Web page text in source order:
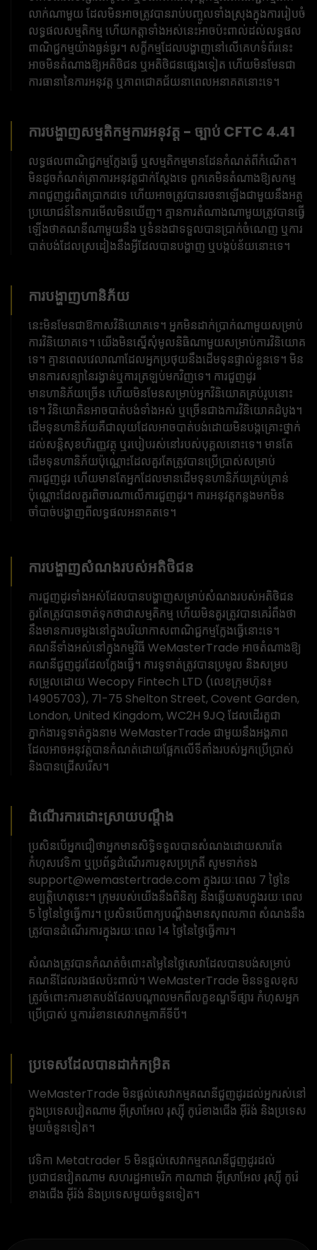
លាក់ណាមួយ ដែលមិនអាចត្រូវបានរាប់បញ្ចូលទាំងស្រុងក្នុងការរៀបចំ
លទ្ធផលសម្មតិកម្ម ហើយកត្តាទាំងអស់នេះអាចប៉ះពាល់ដល់លទ្ធផល
ពាណិជ្ជកម្មយ៉ាងធ្ងន់ធ្ងរ។ សក្ខីកម្មដែលបង្ហាញនៅលើគេហទំព័រនេះ
អាចមិនតំណាងឱ្យអតិថិជន ឬអតិថិជនផ្សេងទៀត ហើយមិនមែនជា
ការធានានៃការអនុវត្ត ឬភាពជោគជ័យនាពេលអនាគតនោះទេ។
ការបង្ហាញសម្មតិកម្មការអនុវត្ត - ច្បាប់ CFTC 4.41
លទ្ធផលពាណិជ្ជកម្មក្លែងធ្វើ ឬសម្មតិកម្មមានដែនកំណត់ពីកំណើត។
មិនដូចកំណត់ត្រាការអនុវត្តជាក់ស្តែងទេ ពួកគេមិនតំណាងឱ្យសកម្ម
ភាពជួញដូរពិតប្រាកដទេ ហើយអាចត្រូវបានរចនាឡើងជាមួយនឹងអត្ថ
ប្រយោជន៍នៃការមើលមិនឃើញ។ គ្មានការតំណាងណាមួយត្រូវបានធ្វើ
ឡើងថាគណនីណាមួយនឹង ឬទំនងជាទទួលបានប្រាក់ចំណេញ ឬការ
បាត់បង់ដែលស្រដៀងនឹងអ្វីដែលបានបង្ហាញ ឬបង្កប់ន័យនោះទេ។
ការបង្ហាញហានិភ័យ
នេះមិនមែនជាឱកាសវិនិយោគទេ។ អ្នកមិនដាក់ប្រាក់ណាមួយសម្រាប់
ការវិនិយោគទេ។ យើងមិនស្នើសុំមូលនិធិណាមួយសម្រាប់ការវិនិយោគ
ទេ។ គ្មានពេលវេលាណាដែលអ្នកប្រថុយនឹងដើមទុនផ្ទាល់ខ្លួនទេ។ មិន
មានការសន្យានៃរង្វាន់ឬការត្រឡប់មកវិញទេ។ ការជួញដូរ
មានហានិភ័យច្រើន ហើយមិនមែនសម្រាប់អ្នកវិនិយោគគ្រប់រូបនោះ
ទេ។ វិនិយោគិនអាចបាត់បង់ទាំងអស់ ឬច្រើនជាងការវិនិយោគដំបូង។
ដើមទុនហានិភ័យគឺជាលុយដែលអាចបាត់បង់ដោយមិនបង្កគ្រោះថ្នាក់
ដល់សន្តិសុខហិរញ្ញវត្ថុ ឬរបៀបរស់នៅរបស់បុគ្គលនោះទេ។ មានតែ
ដើមទុនហានិភ័យប៉ុណ្ណោះដែលគួរតែត្រូវបានប្រើប្រាស់សម្រាប់
ការជួញដូរ ហើយមានតែអ្នកដែលមានដើមទុនហានិភ័យគ្រប់គ្រាន់
ប៉ុណ្ណោះដែលគួរពិចារណាលើការជួញដូរ។ ការ​អនុវត្ត​កន្លង​មក​មិន​
ចាំបាច់​បង្ហាញ​ពី​លទ្ធផល​អនាគត​ទេ។
ការបង្ហាញសំណងរបស់អតិថិជន
ការជួញដូរទាំងអស់ដែលបានបង្ហាញសម្រាប់សំណងរបស់អតិថិជន
គួរតែត្រូវបានចាត់ទុកថាជាសម្មតិកម្ម ហើយមិនគួរត្រូវបានគេរំពឹងថា
នឹងមានការចម្លងនៅក្នុងបរិយាកាសពាណិជ្ជកម្មក្លែងធ្វើនោះទេ។
គណនីទាំងអស់នៅក្នុងកម្មវិធី WeMasterTrade អាចតំណាងឱ្យ
គណនីជួញដូរដែលក្លែងធ្វើ។ ការទូទាត់ត្រូវបានប្រមូល និងសម្រប
សម្រួលដោយ Wecopy Fintech LTD (លេខក្រុមហ៊ុន៖
14905703), 71-75 Shelton Street, Covent Garden,
London, United Kingdom, WC2H 9JQ ដែលដើរតួជា
ភ្នាក់ងារទូទាត់ក្នុងនាម WeMasterTrade ជាមួយនឹងអង្គភាព
ដែលអាចអនុវត្តបានកំណត់ដោយផ្អែកលើទីតាំងរបស់អ្នកប្រើប្រាស់
និងបានជ្រើសរើស។
ដំណើរការដោះស្រាយបណ្តឹង
ប្រសិនបើអ្នកជឿថាអ្នកមានសិទ្ធិទទួលបានសំណងដោយសារតែ
កំហុសវេទិកា ឬប្រព័ន្ធដំណើរការខុសប្រក្រតី សូមទាក់ទង
support@wemastertrade.com ក្នុងរយៈពេល 7 ថ្ងៃនៃ
ឧប្បត្តិហេតុនេះ។ ក្រុមរបស់យើងនឹងពិនិត្យ និងឆ្លើយតបក្នុងរយៈពេល
5 ថ្ងៃនៃថ្ងៃធ្វើការ។ ប្រសិនបើពាក្យបណ្តឹងមានសុពលភាព សំណងនឹង
ត្រូវបានដំណើរការក្នុងរយៈពេល 14 ថ្ងៃនៃថ្ងៃធ្វើការ។
សំណងត្រូវបានកំណត់ចំពោះតម្លៃនៃថ្លៃសេវាដែលបានបង់សម្រាប់
គណនីដែលរងផលប៉ះពាល់។ WeMasterTrade មិនទទួលខុស
ត្រូវចំពោះការខាតបង់ដែលបណ្តាលមកពីលក្ខខណ្ឌទីផ្សារ កំហុសអ្នក
ប្រើប្រាស់ ឬការរំខានសេវាកម្មភាគីទីបី។
ប្រទេសដែលបានដាក់កម្រិត
WeMasterTrade មិនផ្តល់សេវាកម្មគណនីជួញដូរដល់អ្នករស់នៅ
ក្នុងប្រទេសវៀតណាម អ៊ីស្រាអែល រុស្ស៊ី កូរ៉េខាងជើង អ៊ីរ៉ង់ និងប្រទេស
មួយចំនួនទៀត។
វេទិកា Metatrader 5 មិនផ្តល់សេវាកម្មគណនីជួញដូរដល់
ប្រជាជនវៀតណាម សហរដ្ឋអាមេរិក កាណាដា អ៊ីស្រាអែល រុស្ស៊ី កូរ៉េ
ខាងជើង អ៊ីរ៉ង់ និងប្រទេសមួយចំនួនទៀត។